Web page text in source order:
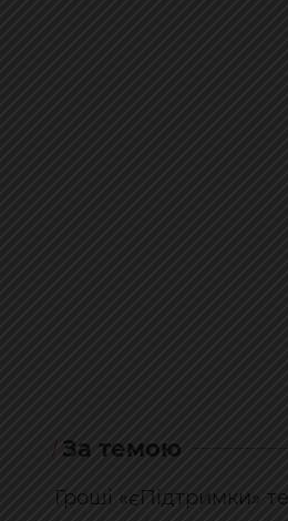
За темою
Гроші «єПідтримки»